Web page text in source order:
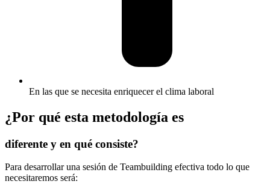
En las que se necesita enriquecer el clima laboral
¿Por qué esta metodología es
diferente y en qué consiste?
Para desarrollar una sesión de Teambuilding efectiva todo lo que
necesitaremos será: